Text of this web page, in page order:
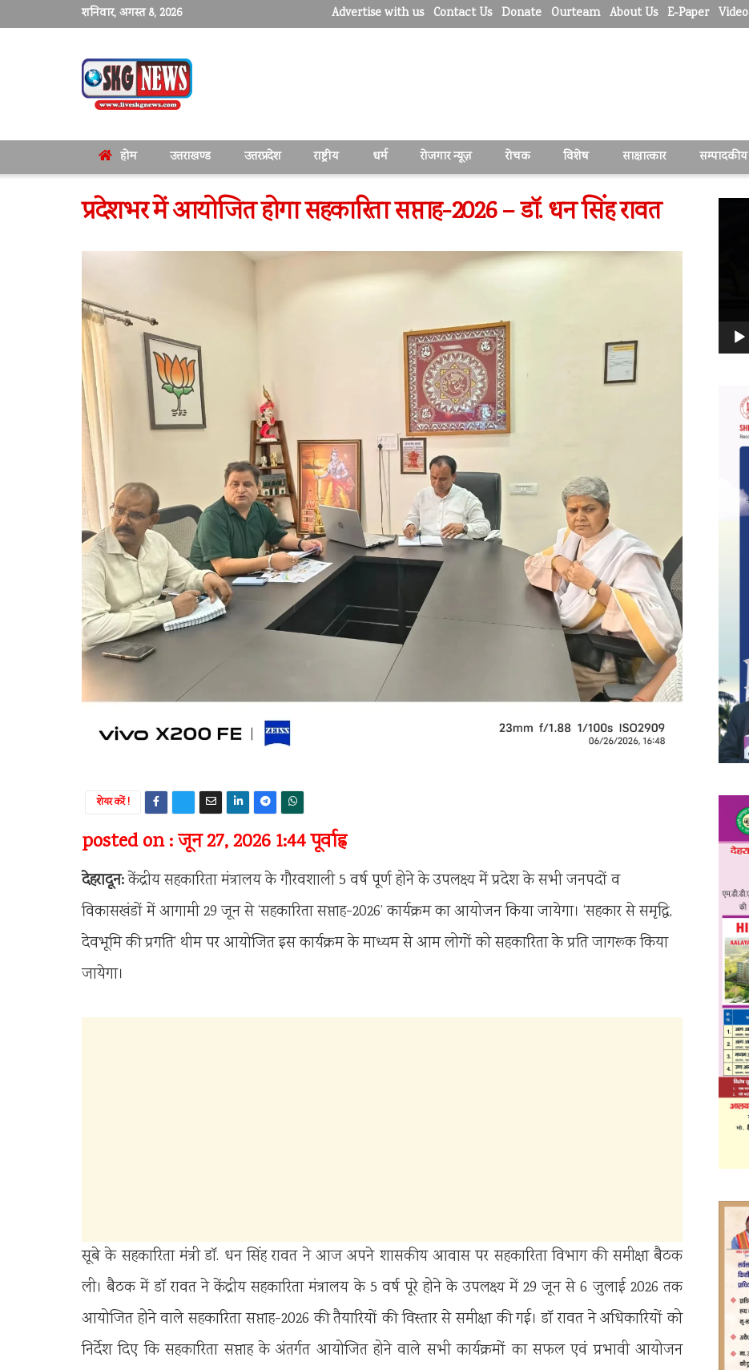
शनिवार, अगस्त 8, 2026 Advertise with us Contact Us Donate Ourteam About Us E-Paper Video
होम उत्तराखण्ड उत्तरप्रदेश राष्ट्रीय धर्म रोजगार न्यूज़ रोचक विशेष साक्षात्कार सम्पादकीय
प्रदेशभर में आयोजित होगा सहकारिता सप्ताह-2026 – डॉ. धन सिंह रावत
शेयर करें !
posted on : जून 27, 2026 1:44 पूर्वाह्न
देहरादून:केंद्रीय सहकारिता मंत्रालय के गौरवशाली 5 वर्ष पूर्ण होने के उपलक्ष्य में प्रदेश के सभी जनपदों व
विकासखंडों में आगामी 29 जून से ‘सहकारिता सप्ताह-2026’ कार्यक्रम का आयोजन किया जायेगा। ‘सहकार से समृद्धि,
देवभूमि की प्रगति’ थीम पर आयोजित इस कार्यक्रम के माध्यम से आम लोगों को सहकारिता के प्रति जागरूक किया
जायेगा।
सूबे के सहकारिता मंत्री डॉ. धन सिंह रावत ने आज अपने शासकीय आवास पर सहकारिता विभाग की समीक्षा बैठक
ली। बैठक में डॉ रावत ने केंद्रीय सहकारिता मंत्रालय के 5 वर्ष पूरे होने के उपलक्ष्य में 29 जून से 6 जुलाई 2026 तक
आयोजित होने वाले सहकारिता सप्ताह-2026 की तैयारियों की विस्तार से समीक्षा की गई। डॉ रावत ने अधिकारियों को
निर्देश दिए कि सहकारिता सप्ताह के अंतर्गत आयोजित होने वाले सभी कार्यक्रमों का सफल एवं प्रभावी आयोजन